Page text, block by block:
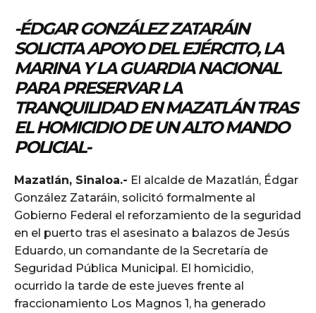
-ÉDGAR GONZÁLEZ ZATARÁIN
SOLICITA APOYO DEL EJÉRCITO, LA
MARINA Y LA GUARDIA NACIONAL
PARA PRESERVAR LA
TRANQUILIDAD EN MAZATLÁN TRAS
EL HOMICIDIO DE UN ALTO MANDO
POLICIAL-
Mazatlán, Sinaloa.- El alcalde de Mazatlán, Édgar
González Zataráin, solicitó formalmente al
Gobierno Federal el reforzamiento de la seguridad
en el puerto tras el asesinato a balazos de Jesús
Eduardo, un comandante de la Secretaría de
Seguridad Pública Municipal. El homicidio,
ocurrido la tarde de este jueves frente al
fraccionamiento Los Magnos 1, ha generado